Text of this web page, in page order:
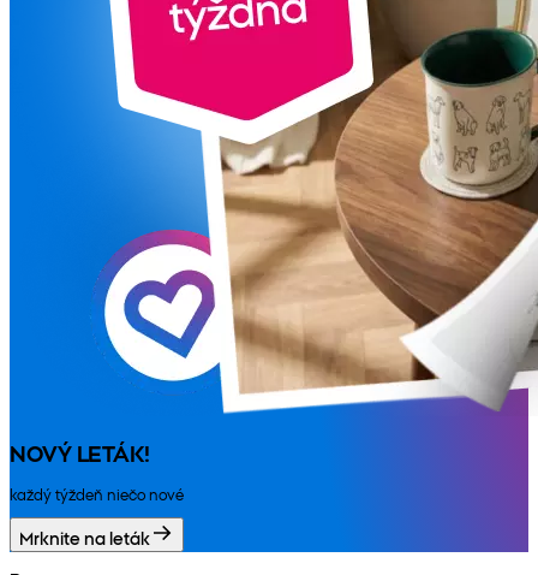
NOVÝ LETÁK!
každý týždeň niečo nové
Mrknite na leták